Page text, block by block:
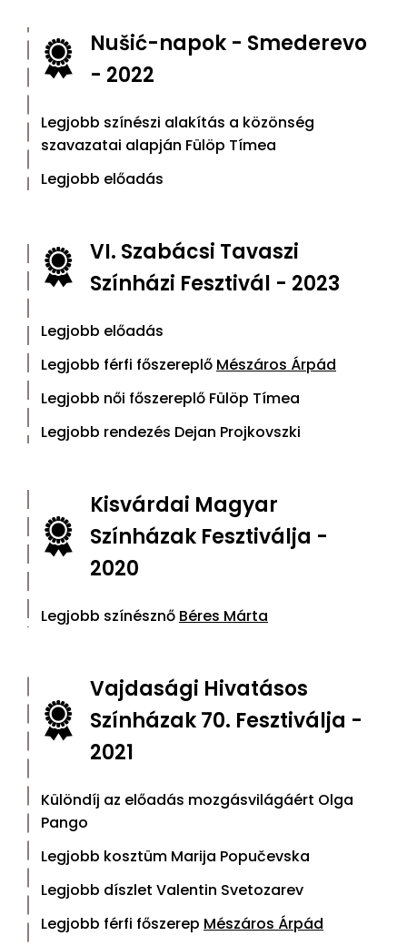
Nušić-napok - Smederevo
- 2022
Legjobb színészi alakítás a közönség
szavazatai alapján Fülöp Tímea
Legjobb előadás
VI. Szabácsi Tavaszi
Színházi Fesztivál - 2023
Legjobb előadás
Legjobb férfi főszereplő Mészáros Árpád
Legjobb női főszereplő Fülöp Tímea
Legjobb rendezés Dejan Projkovszki
Kisvárdai Magyar
Színházak Fesztiválja -
2020
Legjobb színésznő Béres Márta
Vajdasági Hivatásos
Színházak 70. Fesztiválja -
2021
Különdíj az előadás mozgásvilágáért Olga
Pango
Legjobb kosztüm Marija Popučevska
Legjobb díszlet Valentin Svetozarev
Legjobb férfi főszerep Mészáros Árpád